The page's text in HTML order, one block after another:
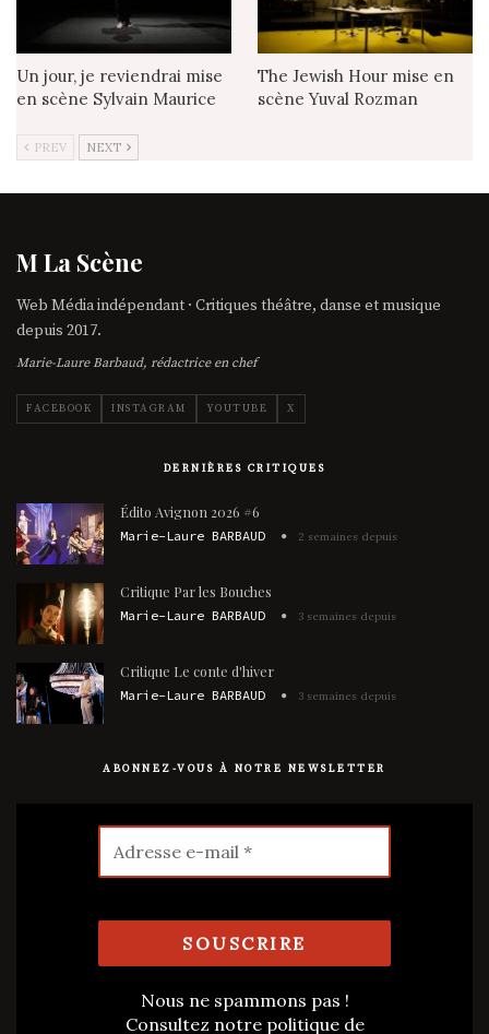
Un jour, je reviendrai mise
en scène Sylvain Maurice
The Jewish Hour mise en
scène Yuval Rozman
PREV NEXT
M La Scène
Web Média indépendant · Critiques théâtre, danse et musique
depuis 2017.
Marie-Laure Barbaud, rédactrice en chef
FACEBOOK INSTAGRAM YOUTUBE X
DERNIÈRES CRITIQUES
Édito Avignon 2026 #6
Marie-Laure BARBAUD 2 semaines depuis
Critique Par les Bouches
Marie-Laure BARBAUD 3 semaines depuis
Critique Le conte d'hiver
Marie-Laure BARBAUD 3 semaines depuis
ABONNEZ-VOUS À NOTRE NEWSLETTER
Nous ne spammons pas !
Consultez notre politique de